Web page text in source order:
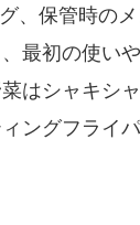
、保管時の
最初の使い
はシャキシ
ングフライ